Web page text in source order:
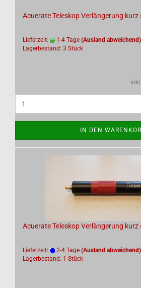
Acuerate Teleskop Verlängerung
Lieferzeit: 1-4 Tage (Ausland abweichend)
Lagerbestand: 3 Stück
IN DEN
Acuerate Teleskop Verlängerung
Lieferzeit: 2-4 Tage (Ausland abweichend)
Lagerbestand: 1 Stück